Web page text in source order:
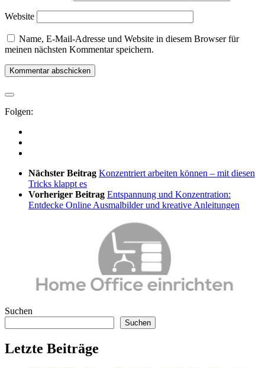
Website
Name, E-Mail-Adresse und Website in diesem Browser für
meinen nächsten Kommentar speichern.
Folgen:
Nächster Beitrag Konzentriert arbeiten können – mit diesen
Tricks klappt es
Vorheriger Beitrag Entspannung und Konzentration:
Entdecke Online Ausmalbilder und kreative Anleitungen
Suchen
Suchen
Letzte Beiträge